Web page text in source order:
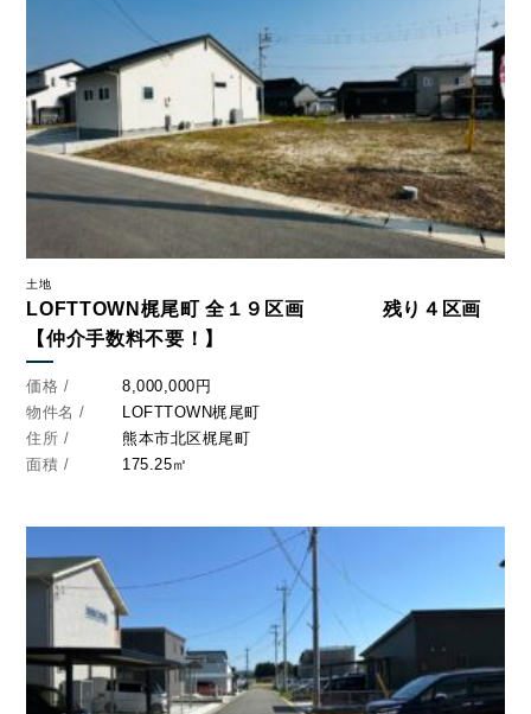
CONTACT お問い合わせ
コンタクトフォームからお問い合わせ
LINEでお問い合わせ
096-211-6210 受付時間 / 10:00~18:00
土地
LOFTTOWN梶尾町 全１９区画 残り４区画
【仲介手数料不要！】
価格 /
8,000,000円
物件名 /
LOFTTOWN梶尾町
住所 /
熊本市北区梶尾町
面積 /
175.25㎡